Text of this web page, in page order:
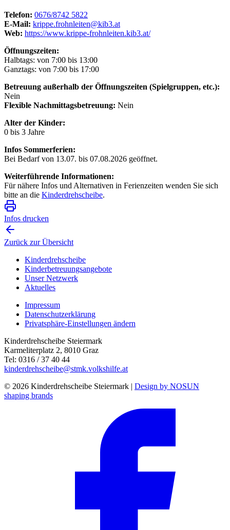
Telefon: 0676/8742 5822
E-Mail: krippe.frohnleiten@kib3.at
Web: https://www.krippe-frohnleiten.kib3.at/
Öffnungszeiten:
Halbtags: von 7:00 bis 13:00
Ganztags: von 7:00 bis 17:00
Betreuung außerhalb der Öffnungszeiten (Spielgruppen, etc.):
Nein
Flexible Nachmittagsbetreuung: Nein
Alter der Kinder:
0 bis 3 Jahre
Infos Sommerferien:
Bei Bedarf von 13.07. bis 07.08.2026 geöffnet.
Weiterführende Informationen:
Für nähere Infos und Alternativen in Ferienzeiten wenden Sie sich
bitte an die Kinderdrehscheibe.
Infos drucken
Zurück zur Übersicht
Kinderdrehscheibe
Kinderbetreuungs­angebote
Unser Netzwerk
Aktuelles
Impressum
Datenschutzerklärung
Privatsphäre-Einstellungen ändern
Kinderdrehscheibe Steiermark
Karmeliterplatz 2, 8010 Graz
Tel: 0316 / 37 40 44
kinderdrehscheibe@stmk.volkshilfe.at
© 2026 Kinderdrehscheibe Steiermark | Design by NOSUN
shaping brands